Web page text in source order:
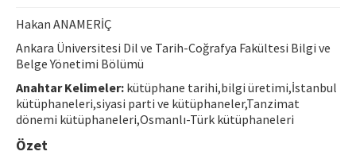
Contact Us
ISSN: 1010-867X · e-ISSN: 2667-8713
Hakan ANAMERİÇ
Ankara Üniversitesi Dil ve Tarih-Coğrafya Fakültesi Bilgi ve
Belge Yönetimi Bölümü
Anahtar Kelimeler: kütüphane tarihi,bilgi üretimi,İstanbul
kütüphaneleri,siyasi parti ve kütüphaneler,Tanzimat
dönemi kütüphaneleri,Osmanlı-Türk kütüphaneleri
Özet